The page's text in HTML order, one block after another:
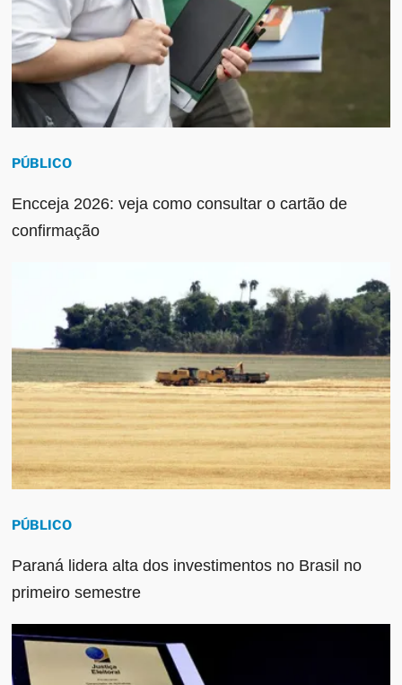
PÚBLICO
Encceja 2026: veja como consultar o cartão de
confirmação
PÚBLICO
Paraná lidera alta dos investimentos no Brasil no
primeiro semestre